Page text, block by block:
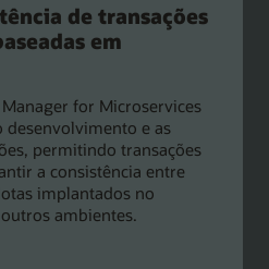
de transações
em
for Microservices
desenvolvimento e as
permitindo transações
a consistência entre
implantados no
ambientes.